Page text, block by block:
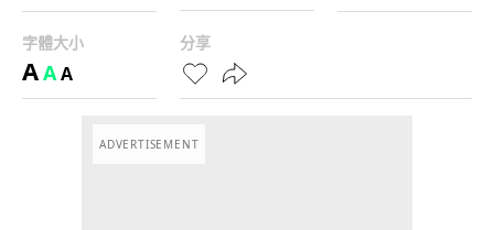
字體大小
AAA
分享
ADVERTISEMENT